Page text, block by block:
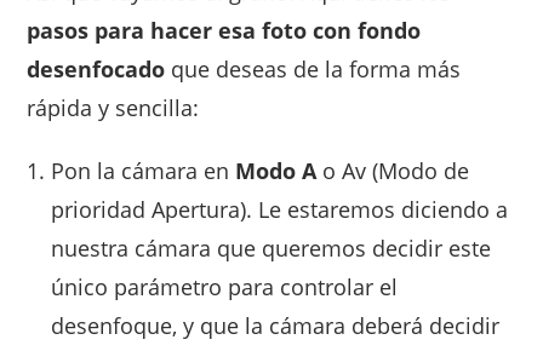
pasos para hacer esa foto con fondo
desenfocado que deseas de la forma más
rápida y sencilla:
Pon la cámara en Modo Ao Av (Modo de
prioridad Apertura). Le estaremos diciendo a
nuestra cámara que queremos decidir este
único parámetro para controlar el
desenfoque, y que la cámara deberá decidir